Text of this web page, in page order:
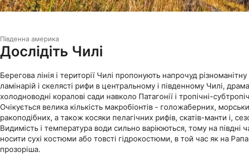
Південна америка
Дослідіть Чилі
Берегова лінія і території Чилі пропонують напрочуд
ламінарій і скелясті рифи в центральному і південному Чилі,
холодноводні коралові сади навколо Патагонії і тропічні-
Очікується велика кількість макробіонтів - голожаберних,
ракоподібних, а також косяки пелагічних рифів, скатів-манти і,
Видимість і температура води сильно варіюються, тому на півдні
носити сухі костюми або товсті гідрокостюми, в той час як на
прозоріша.